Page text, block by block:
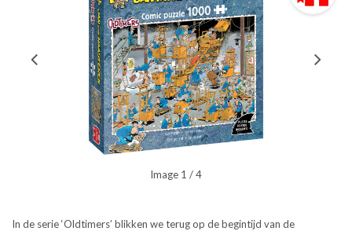
Image 1 / 4
In de serie ‘Oldtimers’ blikken we terug op de begintijd van de